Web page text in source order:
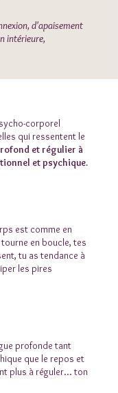
d'apaisement
intérieure,
corporel
qui ressentent le
et régulier à
et psychique.
est comme en
en boucle, tes
tu as tendance à
les pires
profonde tant
que le repos et
plus à réguler... ton